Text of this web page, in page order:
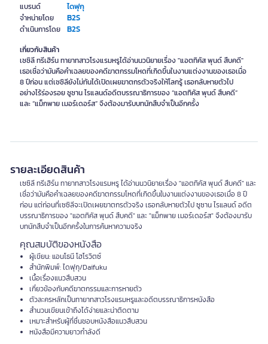
แบรนด์ ไดฟุกุ
จำหน่ายโดย B2S
ดำเนินการโดย B2S
เกี่ยวกับสินค้า
เซซิลี ทรีเฮิร์น ทายาทสาวโรงแรมหรูได้อ่านนวนิยายเรื่อง "แอตทิคัส พุนด์ สืบคดี"
เธอเชื่อว่ามันคือคำเฉลยของคดีฆาตกรรมโหดที่เกิดขึ้นในงานแต่งงานของเธอเมื่อ
8 ปีก่อน แต่เซซิลียังไม่ทันได้เปิดเผยฆาตกรตัวจริงให้โลกรู้ เธอกลับหายตัวไป
อย่างไร้ร่องรอย ซูซาน ไรแลนด์อดีตบรรณาธิการของ “แอตทิคัส พุนด์ สืบคดี”
และ “แม็กพาย เมอร์เดอร์ส” จึงต้องมารับบทนักสืบจำเป็นอีกครั้ง
รายละเอียดสินค้า
เซซิลี ทรีเฮิร์น ทายาทสาวโรงแรมหรู ได้อ่านนวนิยายเรื่อง "แอตทิคัส พุนด์ สืบคดี" และ
เชื่อว่ามันคือคำเฉลยของคดีฆาตกรรมโหดที่เกิดขึ้นในงานแต่งงานของเธอเมื่อ 8 ปี
ก่อน แต่ก่อนที่เซซิลีจะเปิดเผยฆาตกรตัวจริง เธอกลับหายตัวไป ซูซาน ไรแลนด์ อดีต
บรรณาธิการของ "แอตทิคัส พุนด์ สืบคดี" และ "แม็กพาย เมอร์เดอร์ส" จึงต้องมารับ
บทนักสืบจำเป็นอีกครั้งในการค้นหาความจริง
คุณสมบัติของหนังสือ
ผู้เขียน: แอนโธนี โฮโรวิตซ์
สำนักพิมพ์: ไดฟุกุ/Daifuku
เนื้อเรื่องแนวสืบสวน
เกี่ยวข้องกับคดีฆาตกรรมและการหายตัว
ตัวละครหลักเป็นทายาทสาวโรงแรมหรูและอดีตบรรณาธิการหนังสือ
สำนวนเขียนเข้าถึงได้ง่ายและน่าติดตาม
เหมาะสำหรับผู้ที่ชื่นชอบหนังสือแนวสืบสวน
หนังสือมีความยาวกำลังดี